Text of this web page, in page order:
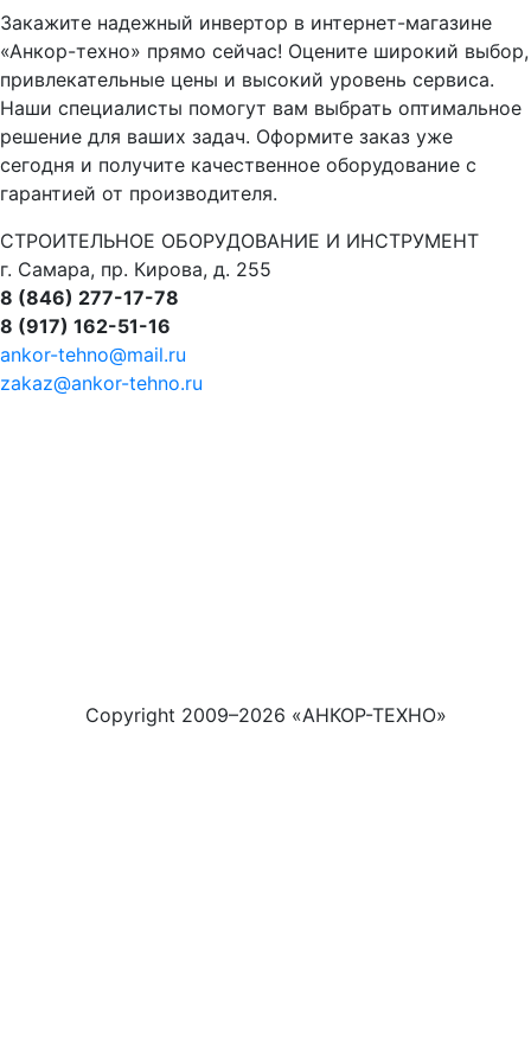
Закажите надежный инвертор в интернет-магазине
«Анкор-техно» прямо сейчас! Оцените широкий выбор,
привлекательные цены и высокий уровень сервиса.
Наши специалисты помогут вам выбрать оптимальное
решение для ваших задач. Оформите заказ уже
сегодня и получите качественное оборудование с
гарантией от производителя.
СТРОИТЕЛЬНОЕ ОБОРУДОВАНИЕ И ИНСТРУМЕНТ
г. Самара, пр. Кирова, д. 255
8 (846) 277-17-78
8 (917) 162-51-16
ankor-tehno@mail.ru
zakaz@ankor-tehno.ru
Copyright 2009–2026 «АНКОР-ТЕХНО»